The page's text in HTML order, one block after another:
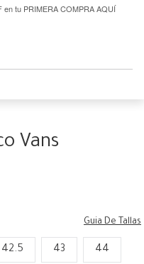
en tu PRIMERA COMPRA AQUÍ
Vans
Guia De Tallas
42.5 43 44